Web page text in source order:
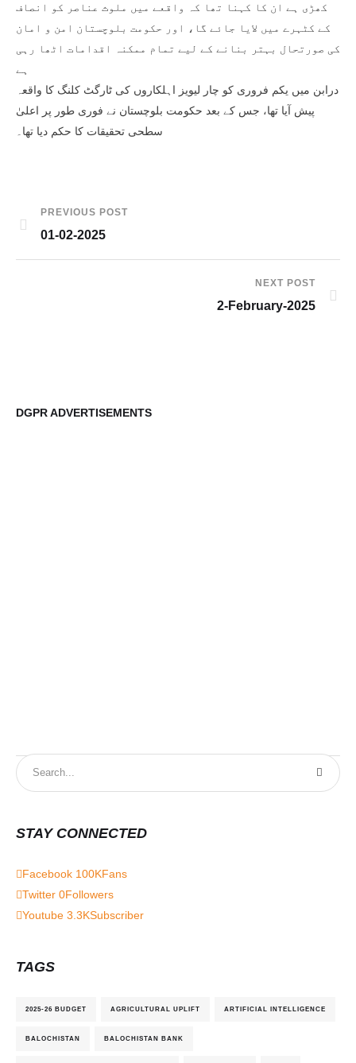
کھڑی ہے ان کا کہنا تھا کہ واقعے میں ملوث عناصر کو انصاف
کے کٹہرے میں لایا جائے گا، اور حکومت بلوچستان امن و امان
کی صورتحال بہتر بنانے کے لیے تمام ممکنہ اقدامات اٹھا رہی
ہے
درابن میں یکم فروری کو چار لیویز اہلکاروں کی ٹارگٹ کلنگ کا واقعہ
پیش آیا تھا، جس کے بعد حکومت بلوچستان نے فوری طور پر اعلیٰ
سطحی تحقیقات کا حکم دیا تھا۔
PREVIOUS POST
01-02-2025
NEXT POST
2-February-2025
DGPR ADVERTISEMENTS
STAY CONNECTED
Facebook 100KFans
Twitter 0Followers
Youtube 3.3KSubscriber
TAGS
2025-26 BUDGET AGRICULTURAL UPLIFT ARTIFICIAL INTELLIGENCE
BALOCHISTAN BALOCHISTAN BANK